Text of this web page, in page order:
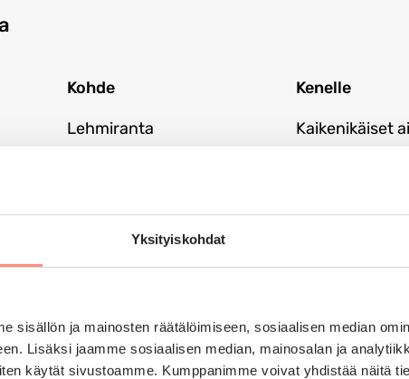
Yksityiskohdat
sisällön ja mainosten räätälöimiseen, sosiaalisen median
Lisäksi jaamme sosiaalisen median, mainosalan ja
käytät sivustoamme. Kumppanimme voivat yhdistää näitä
Kohde
Lehmiranta
Kenelle
Kaikenikäiset
vaiheessa.
asuvat ihmiset, jotka eivät omin varoin
sosiaalinen tilanne. Lomaa ei voida myöntää